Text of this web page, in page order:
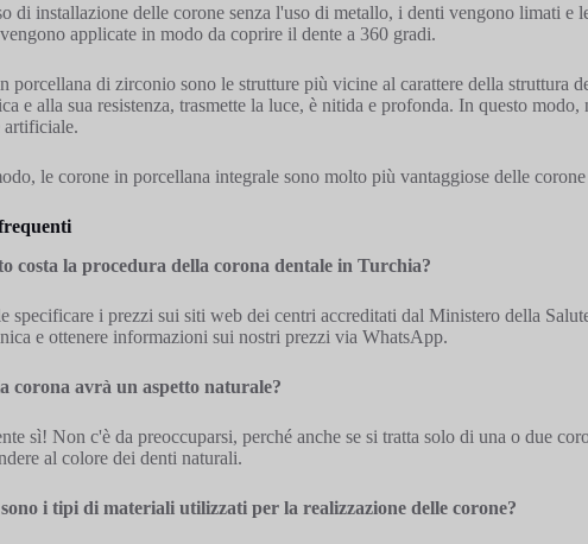
di installazione delle corone senza l'uso di metallo, i denti vengono limati e
applicate in modo da coprire il dente a 360 gradi.
porcellana di zirconio sono le strutture più vicine al carattere della struttura
e alla sua resistenza, trasmette la luce, è nitida e profonda. In questo
artificiale.
le corone in porcellana integrale sono molto più vantaggiose delle
costa la procedura della corona dentale in Turchia?
specificare i prezzi sui siti web dei centri accreditati dal Ministero della
e ottenere informazioni sui nostri prezzi via WhatsApp.
corona avrà un aspetto naturale?
sì! Non c'è da preoccuparsi, perché anche se si tratta solo di una o due
al colore dei denti naturali.
i tipi di materiali utilizzati per la realizzazione delle corone?